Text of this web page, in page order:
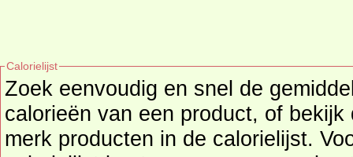
Calorielijst
Zoek eenvoudig en snel de
calorieën van een product, of
merk producten in de calorielijst.